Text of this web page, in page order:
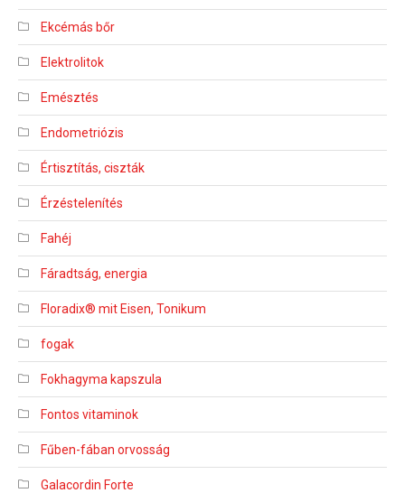
Ekcémás bőr
Elektrolitok
Emésztés
Endometriózis
Értisztítás, ciszták
Érzéstelenítés
Fahéj
Fáradtság, energia
Floradix® mit Eisen, Tonikum
fogak
Fokhagyma kapszula
Fontos vitaminok
Fűben-fában orvosság
Galacordin Forte